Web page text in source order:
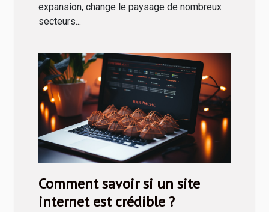
expansion, change le paysage de nombreux
secteurs...
Comment savoir si un site
internet est crédible ?